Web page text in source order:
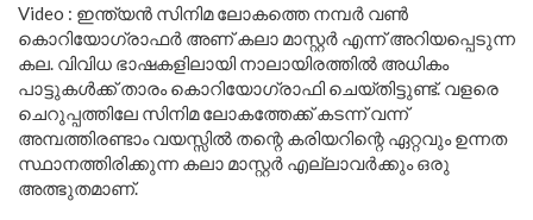
Video : ഇന്ത്യൻ സിനിമ ലോകത്തെ നമ്പർ വൺ
കൊറിയോഗ്രാഫർ അണ് കലാ മാസ്റ്റർ എന്ന് അറിയപ്പെടുന്ന
കല. വിവിധ ഭാഷകളിലായി നാലായിരത്തിൽ അധികം
പാട്ടുകൾക്ക് താരം കൊറിയോഗ്രാഫി ചെയ്തിട്ടുണ്ട്. വളരെ
ചെറുപ്പത്തിലേ സിനിമ ലോകത്തേക്ക് കടന്ന് വന്ന്
അമ്പത്തിരണ്ടാം വയസ്സിൽ തന്റെ കരിയറിന്റെ ഏറ്റവും ഉന്നത
സ്ഥാനത്തിരിക്കുന്ന കലാ മാസ്റ്റർ എല്ലാവർക്കും ഒരു
അത്ഭുതമാണ്.